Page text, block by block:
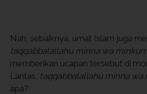
Nah, sebaiknya, umat Islam juga
taqqabbalallahu minna wa
memberikan ucapan tersebut di
Lantas, taqqabbalallahu minna wa
apa?